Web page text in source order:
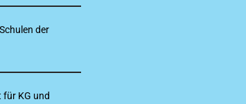
der
für KG und